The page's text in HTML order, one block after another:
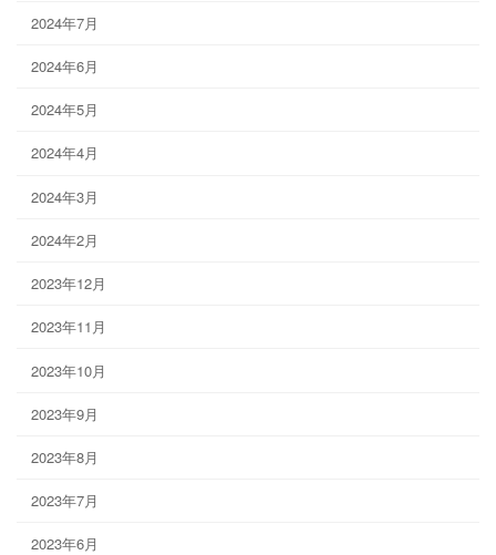
2024年7月
2024年6月
2024年5月
2024年4月
2024年3月
2024年2月
2023年12月
2023年11月
2023年10月
2023年9月
2023年8月
2023年7月
2023年6月